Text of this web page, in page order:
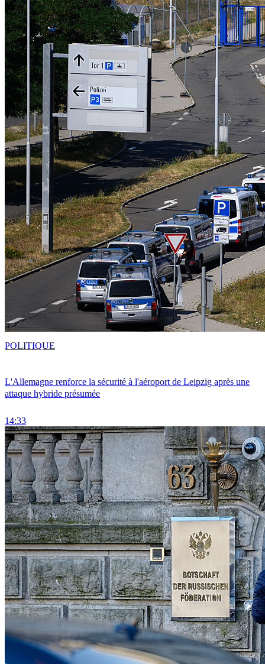
L'Allemagne renforce la sécurité à l'aéroport de Leipzig après une
attaque hybride présumée
14:33
POLITIQUE